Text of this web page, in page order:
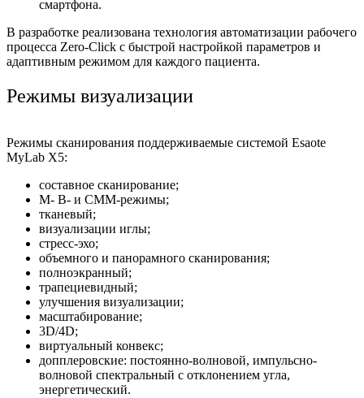
смартфона.
В разработке реализована технология автоматизации рабочего
процесса Zero-Click с быстрой настройкой параметров и
адаптивным режимом для каждого пациента.
Режимы визуализации
Режимы сканирования поддерживаемые системой Esaote
MyLab X5:
составное сканирование;
М- В- и CMM-режимы;
тканевый;
визуализации иглы;
стресс-эхо;
объемного и панорамного сканирования;
полноэкранный;
трапециевидный;
улучшения визуализации;
масштабирование;
3D/4D;
виртуальный конвекс;
допплеровские: постоянно-волновой, импульсно-
волновой спектральный с отклонением угла,
энергетический.